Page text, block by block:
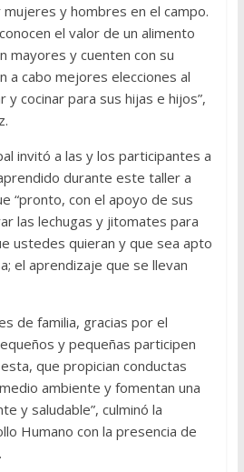
y hombres en el campo.
el valor de un alimento
mayores y cuenten con su
a cabo mejores elecciones al
cocinar para sus hijas e hijos”,
invitó a las y los participantes a
durante este taller a
“pronto, con el apoyo de sus
las lechugas y jitomates para
ustedes quieran y que sea apto
el aprendizaje que se llevan
de familia, gracias por el
y pequeñas participen
que propician conductas
ambiente y fomentan una
y saludable”, culminó la
Humano con la presencia de